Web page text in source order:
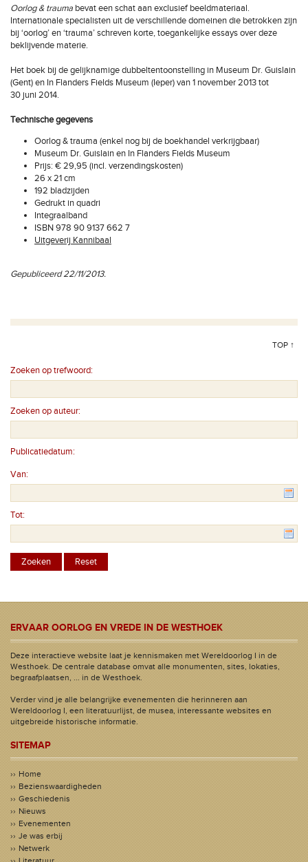
Oorlog & trauma bevat een schat aan exclusief beeldmateriaal.
Internationale specialisten uit de verschillende domeinen die betrokken zijn
bij ‘oorlog’ en ‘trauma’ schreven korte, toegankelijke essays over deze
beklijvende materie.
Het boek bij de gelijknamige dubbeltentoonstelling in Museum Dr. Guislain
(Gent) en In Flanders Fields Museum (Ieper) van 1 november 2013 tot
30 juni 2014.
Technische gegevens
Oorlog & trauma (enkel nog bij de boekhandel verkrijgbaar)
Museum Dr. Guislain en In Flanders Fields Museum
Prijs: € 29,95 (incl. verzendingskosten)
26 x 21 cm
192 bladzijden
Gedrukt in quadri
Integraalband
ISBN 978 90 9137 662 7
Uitgeverij Kannibaal
Gepubliceerd 22/11/2013.
TOP ↑
Zoeken op trefwoord:
Zoeken op auteur:
Publicatiedatum:
Van:
Tot:
ERVAAR OORLOG EN VREDE IN DE WESTHOEK
Deze interactieve website laat je kennismaken met Wereldoorlog I in de
Westhoek. De centrale database omvat alle monumenten, sites, lokaties,
begraafplaatsen, ... in de Westhoek.
Verder vind je alle belangrijke evenementen die herinneren aan
Wereldoorlog I, een literatuurlijst, de musea, interessante websites en
uitgebreide historische informatie.
SITEMAP
Home
Bezienswaardigheden
Geschiedenis
Nieuws
Evenementen
Je was erbij
Netwerk